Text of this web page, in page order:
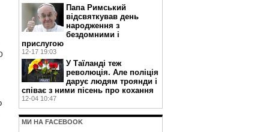
Папа Римський
відсвяткував день
народження з
бездомними і
прислугою
12-17 19:03
У Таїланді теж
революція. Але поліція
дарує людям троянди і
співає з ними пісень про кохання
12-04 10:47
МИ НА FACEBOOK